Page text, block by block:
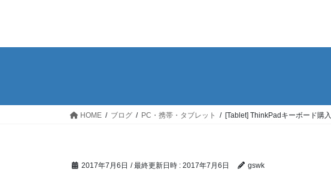
HOME ブログ PC・携帯・タブレット [Tablet] ThinkPadキーボード購入
2017年7月6日 / 最終更新日時 : 2017年7月6日 gswk